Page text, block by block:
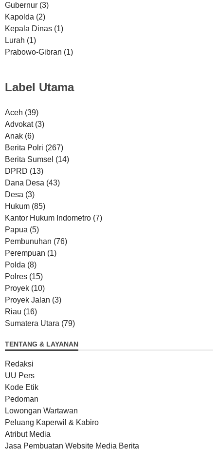
Gubernur (3)
Kapolda (2)
Kepala Dinas (1)
Lurah (1)
Prabowo-Gibran (1)
Label Utama
Aceh (39)
Advokat (3)
Anak (6)
Berita Polri (267)
Berita Sumsel (14)
DPRD (13)
Dana Desa (43)
Desa (3)
Hukum (85)
Kantor Hukum Indometro (7)
Papua (5)
Pembunuhan (76)
Perempuan (1)
Polda (8)
Polres (15)
Proyek (10)
Proyek Jalan (3)
Riau (16)
Sumatera Utara (79)
TENTANG & LAYANAN
Redaksi
UU Pers
Kode Etik
Pedoman
Lowongan Wartawan
Peluang Kaperwil & Kabiro
Atribut Media
Jasa Pembuatan Website Media Berita